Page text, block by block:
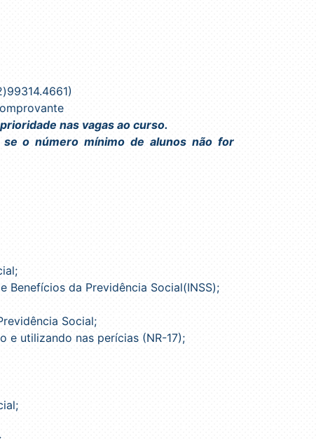
nas vagas ao curso.
o número mínimo de alunos não for
Benefícios da Previdência Social(INSS);
Social;
e utilizando nas perícias (NR-17);